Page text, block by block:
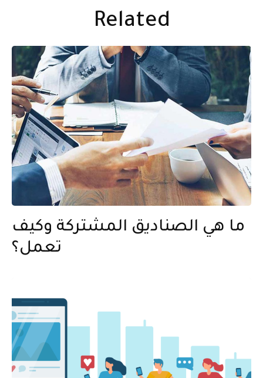
Related
ما هي الصناديق المشتركة وكيف
تعمل؟